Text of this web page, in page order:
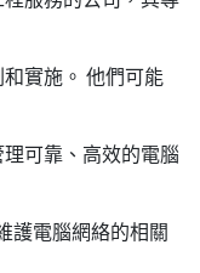
實施。 他們可能
可靠、高效的電腦
護電腦網絡的相關